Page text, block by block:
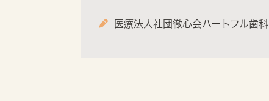
医療法人社団徹心会ハートフル歯科